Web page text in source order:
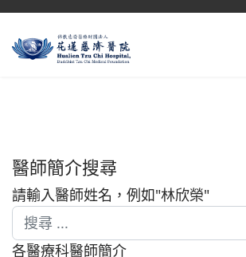
醫師簡介搜尋
請輸入醫師姓名，例如"林欣榮"
各醫療科醫師簡介